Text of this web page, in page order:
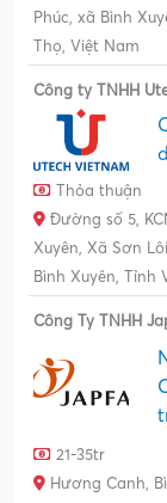
Phúc, xã Bình
Thọ, Việt Nam
Công ty TNHH
Thỏa thuận
Đường số 5,
Xuyên, Xã Sơn
Bình Xuyên, Tỉnh
Công Ty TNHH
21-35tr
Hương Canh,